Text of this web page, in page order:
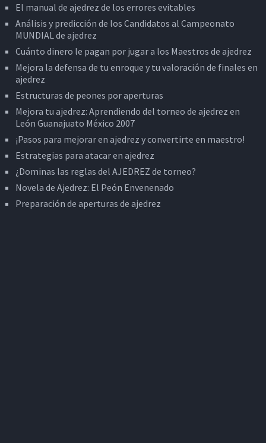
El manual de ajedrez de los errores evitables
Análisis y predicción de los Candidatos al Campeonato
MUNDIAL de ajedrez
Cuánto dinero le pagan por jugar a los Maestros de ajedrez
Mejora la defensa de tu enroque y tu valoración de finales en
ajedrez
Estructuras de peones por aperturas
Mejora tu ajedrez: Aprendiendo del torneo de ajedrez en
León Guanajuato México 2007
¡Pasos para mejorar en ajedrez y convertirte en maestro!
Estrategias para atacar en ajedrez
¿Dominas las reglas del AJEDREZ de torneo?
Novela de Ajedrez: El Peón Envenenado
Preparación de aperturas de ajedrez